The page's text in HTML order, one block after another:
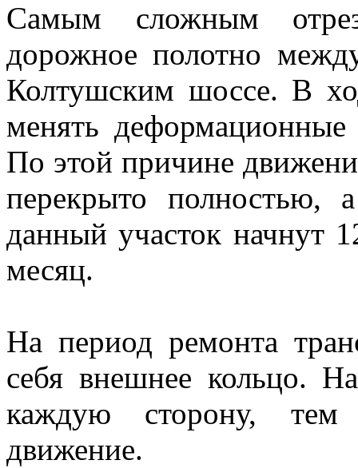
Самым сложным
дорожное полотно
Колтушским шоссе. В
менять
По этой причине
перекрыто полностью,
данный участок начнут
месяц.
На период ремонта
себя внешнее кольцо.
каждую сторону, тем
движение.